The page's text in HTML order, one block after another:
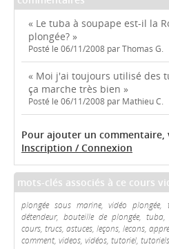
« Le tuba à soupape est-il la
plongée? »
Posté le 06/11/2008 par Thomas G.
« Moi j'ai toujours utilisé des
ça marche très bien »
Posté le 06/11/2008 par Mathieu C.
Pour ajouter un commentaire,
Inscription / Connexion
mots-clés associés à ce cours
plongée sous marine, vidéo
détendeur, bouteille de plongée,
cours, trucs, astuces, leçons, lecons,
comment, videos, vidéos, tutoriel,